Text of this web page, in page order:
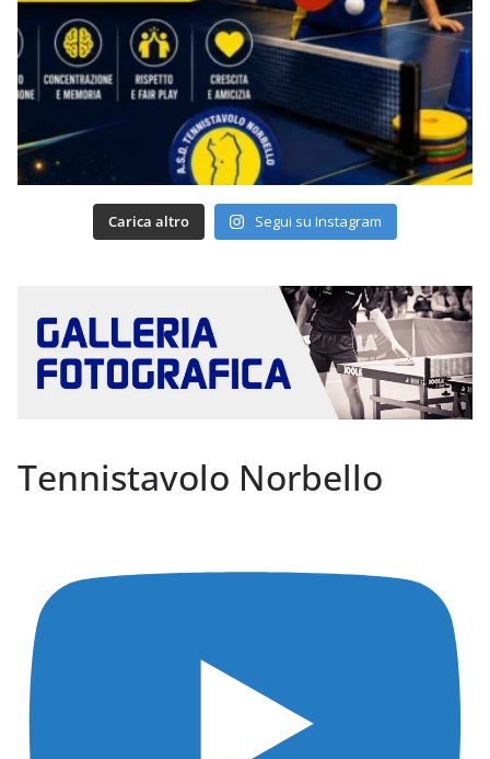
Carica altro Segui su Instagram
Tennistavolo Norbello